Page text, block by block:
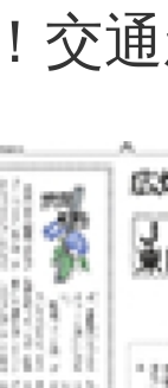
交